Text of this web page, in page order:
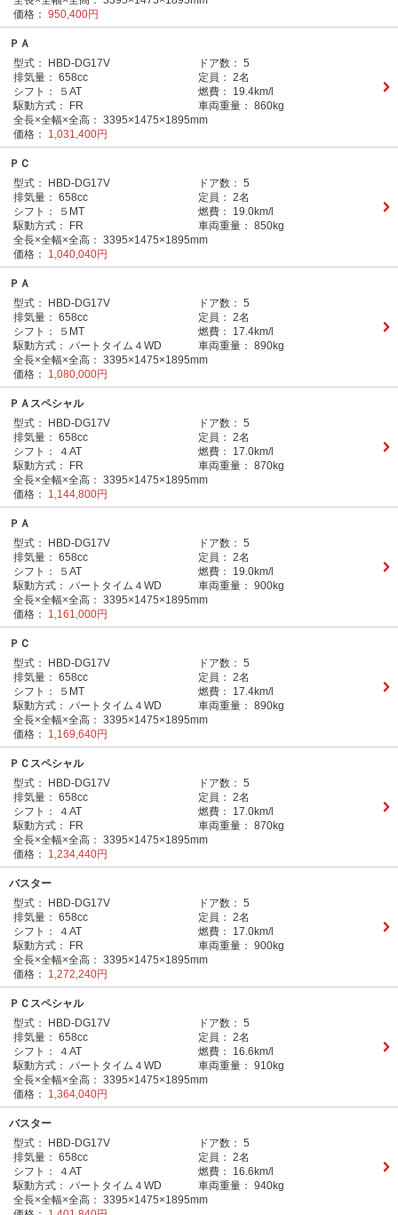
価格： 950,400円
ＰＡ
型式：
HBD-DG17V ドア数： 5
排気量： 658cc 定員： 2名
シフト：
５AT 燃費：
19.4km/l
駆動方式：
FR 車両重量： 860kg
全長×全幅×全高： 3395×1475×1895mm
価格：
1,031,400円
ＰＣ
型式：
HBD-DG17V ドア数： 5
排気量： 658cc 定員： 2名
シフト：
５MT 燃費：
19.0km/l
駆動方式：
FR 車両重量： 850kg
全長×全幅×全高： 3395×1475×1895mm
価格：
1,040,040円
ＰＡ
型式：
HBD-DG17V ドア数： 5
排気量： 658cc 定員： 2名
シフト：
５MT 燃費：
17.4km/l
駆動方式： パートタイム４WD 車両重量： 890kg
全長×全幅×全高： 3395×1475×1895mm
価格：
1,080,000円
ＰＡスペシャル
型式：
HBD-DG17V ドア数： 5
排気量： 658cc 定員： 2名
シフト：
４AT 燃費：
17.0km/l
駆動方式：
FR 車両重量： 870kg
全長×全幅×全高： 3395×1475×1895mm
価格：
1,144,800円
ＰＡ
型式：
HBD-DG17V ドア数： 5
排気量： 658cc 定員： 2名
シフト：
５AT 燃費：
19.0km/l
駆動方式： パートタイム４WD 車両重量： 900kg
全長×全幅×全高： 3395×1475×1895mm
価格：
1,161,000円
ＰＣ
型式：
HBD-DG17V ドア数： 5
排気量： 658cc 定員： 2名
シフト：
５MT 燃費：
17.4km/l
駆動方式： パートタイム４WD 車両重量： 890kg
全長×全幅×全高： 3395×1475×1895mm
価格：
1,169,640円
ＰＣスペシャル
型式：
HBD-DG17V ドア数： 5
排気量： 658cc 定員： 2名
シフト：
４AT 燃費：
17.0km/l
駆動方式：
FR 車両重量： 870kg
全長×全幅×全高： 3395×1475×1895mm
価格：
1,234,440円
バスター
型式：
HBD-DG17V ドア数： 5
排気量： 658cc 定員： 2名
シフト：
４AT 燃費：
17.0km/l
駆動方式：
FR 車両重量： 900kg
全長×全幅×全高： 3395×1475×1895mm
価格：
1,272,240円
ＰＣスペシャル
型式：
HBD-DG17V ドア数： 5
排気量： 658cc 定員： 2名
シフト：
４AT 燃費：
16.6km/l
駆動方式： パートタイム４WD 車両重量： 910kg
全長×全幅×全高： 3395×1475×1895mm
価格：
1,364,040円
バスター
型式：
HBD-DG17V ドア数： 5
排気量： 658cc 定員： 2名
シフト：
４AT 燃費：
16.6km/l
駆動方式： パートタイム４WD 車両重量： 940kg
全長×全幅×全高： 3395×1475×1895mm